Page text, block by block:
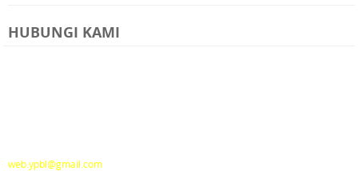
HUBUNGI KAMI
web.ypbl@gmail.com